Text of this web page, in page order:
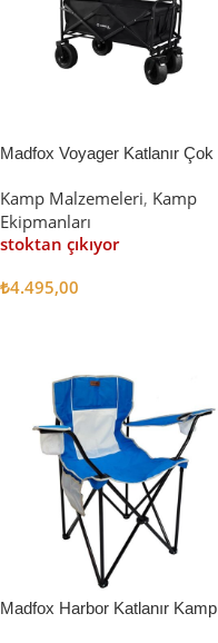
Madfox Voyager Katlanır Çok
[Vagon] BLACK
Kamp Malzemeleri, Kamp
Ekipmanları
stoktan çıkıyor
₺4.495,00
Madfox Harbor Katlanır Kamp